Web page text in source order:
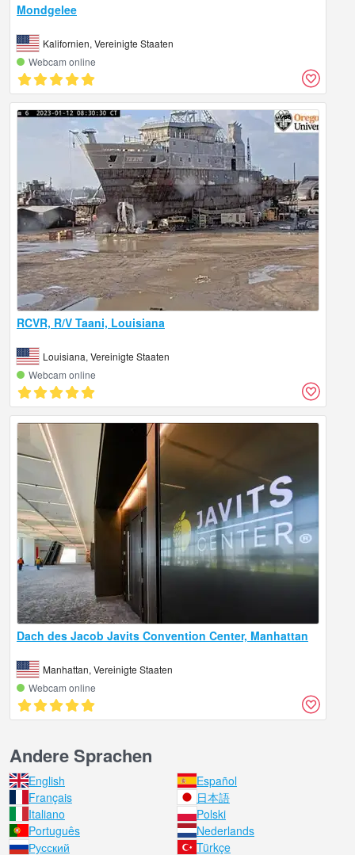
Mondgelee
Kalifornien, Vereinigte Staaten
Webcam online
RCVR, R/V Taani, Louisiana
Louisiana, Vereinigte Staaten
Webcam online
Dach des Jacob Javits Convention Center, Manhattan
Manhattan, Vereinigte Staaten
Webcam online
Andere Sprachen
English
Español
Français
日本語
Italiano
Polski
Português
Nederlands
Русский
Türkçe